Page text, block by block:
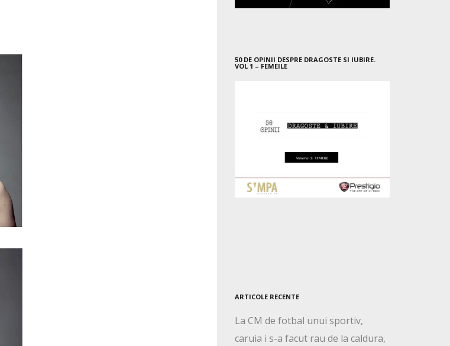
50 DE OPINII DESPRE DRAGOSTE SI IUBIRE.
VOL 1 – FEMEILE
ARTICOLE RECENTE
La CM de fotbal unui sportiv,
caruia i s-a facut rau de la caldura,